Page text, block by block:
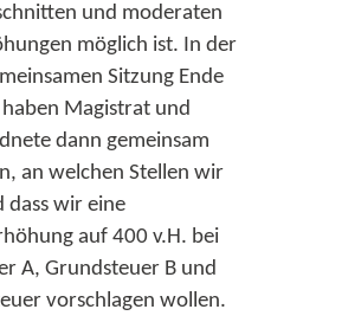
und moderaten
möglich ist. In der
Sitzung Ende
Magistrat und
dann gemeinsam
an welchen Stellen wir
dass wir eine
auf 400 v.H. bei
A, Grundsteuer B und
vorschlagen wollen.​